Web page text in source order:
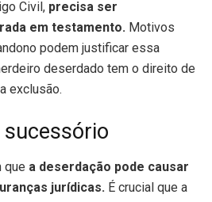
Civil, precisa ser
em testamento. Motivos
podem justificar essa
deserdado tem o direito de
exclusão.
que a deserdação pode causar
jurídicas. É crucial que a